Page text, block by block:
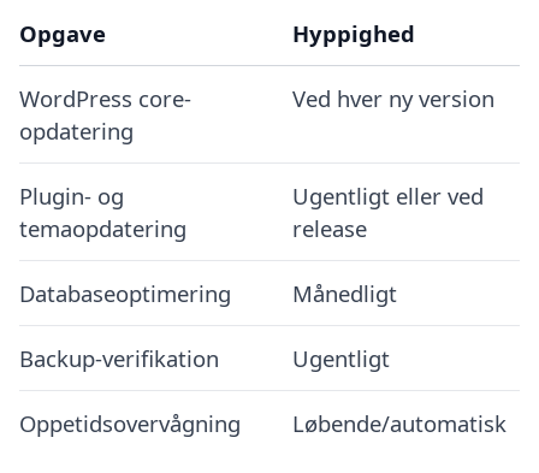
Opgave Hyppighed
WordPress core-
opdatering
Ved hver ny version
Plugin- og
temaopdatering
Ugentligt eller ved
release
Databaseoptimering Månedligt
Backup-verifikation Ugentligt
Oppetidsovervågning Løbende/automatisk